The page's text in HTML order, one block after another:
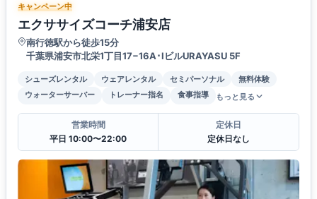
キャンペーン中
エクササイズコーチ浦安店
南行徳駅から徒歩15分
千葉県浦安市北栄1丁目17−16A･IビルURAYASU 5F
シューズレンタル ウェアレンタル セミパーソナル
無料体験
ウォーターサーバー
トレーナー指名 食事指導 もっと見る
営業時間
平日 10:00〜22:00
定休日
定休日なし